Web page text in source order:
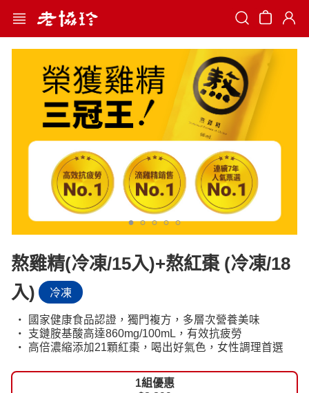
Search
熬雞精(冷凍/15入)+熬紅棗 (冷凍/18
入)
冷凍
‧ 國家健康食品認證，獨門複方，多層次營養美味
‧ 支鏈胺基酸高達860mg/100mL，有效抗疲勞
‧ 高倍濃縮添加21顆紅棗，喝出好氣色，女性調理首選
1組優惠